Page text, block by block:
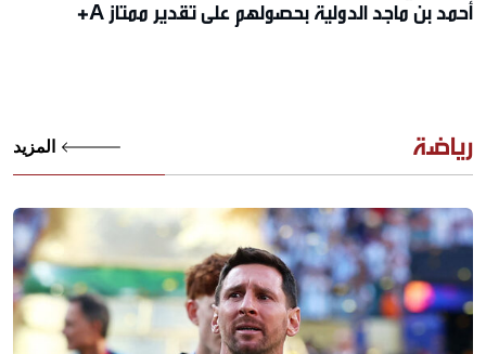
أحمد بن ماجد الدولية بحصولهم على تقدير ممتاز A+
رياضة المزيد